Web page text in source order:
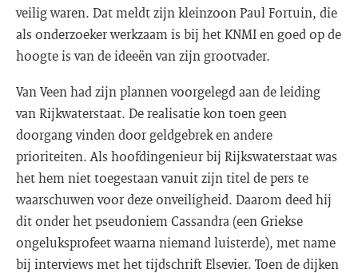
veilig waren. Dat meldt zijn kleinzoon Paul Fortuin, die
als onderzoeker werkzaam is bij het KNMI en goed op de
hoogte is van de ideeën van zijn grootvader.
Van Veen had zijn plannen voorgelegd aan de leiding
van Rijkwaterstaat. De realisatie kon toen geen
doorgang vinden door geldgebrek en andere
prioriteiten. Als hoofdingenieur bij Rijkswaterstaat was
het hem niet toegestaan vanuit zijn titel de pers te
waarschuwen voor deze onveiligheid. Daarom deed hij
dit onder het pseudoniem Cassandra (een Griekse
ongeluksprofeet waarna niemand luisterde), met name
bij interviews met het tijdschrift Elsevier. Toen de dijken